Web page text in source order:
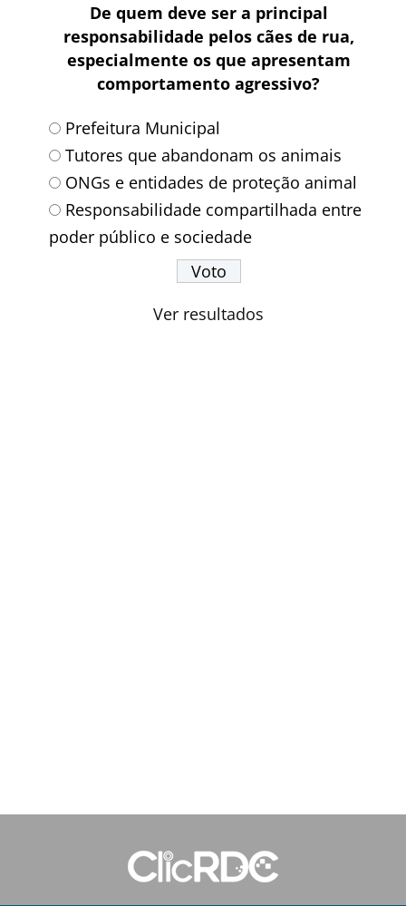
De quem deve ser a principal
responsabilidade pelos cães de rua,
especialmente os que apresentam
comportamento agressivo?
Prefeitura Municipal
Tutores que abandonam os animais
ONGs e entidades de proteção animal
Responsabilidade compartilhada entre
poder público e sociedade
Ver resultados